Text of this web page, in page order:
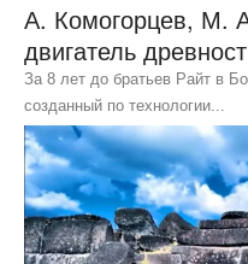
А. Комогорцев, М.
двигатель
За 8 лет до братьев Райт в
созданный по технологии...